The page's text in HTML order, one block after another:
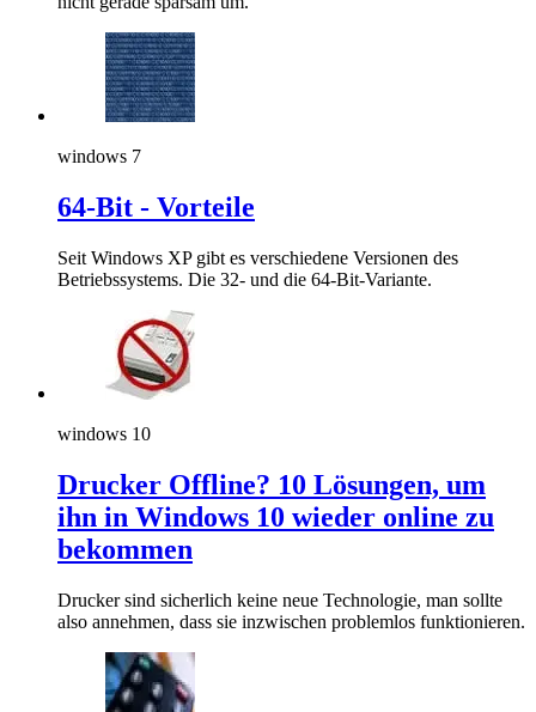
windows 7
64-Bit - Vorteile
Seit Windows XP gibt es verschiedene Versionen des
Betriebssystems. Die 32- und die 64-Bit-Variante.
windows 10
Drucker Offline? 10 Lösungen, um
ihn in Windows 10 wieder online zu
bekommen
Drucker sind sicherlich keine neue Technologie, man sollte
also annehmen, dass sie inzwischen problemlos funktionieren.